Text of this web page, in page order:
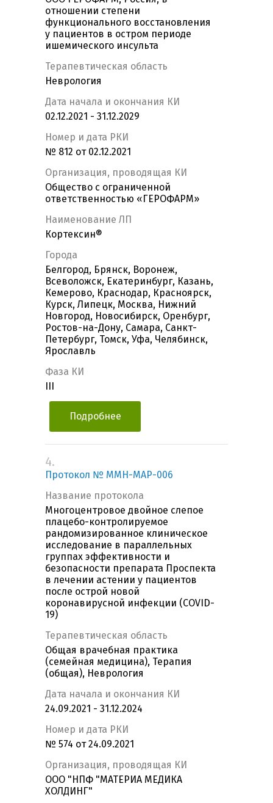
отношении степени
функционального восстановления
у пациентов в остром периоде
ишемического инсульта
Терапевтическая область
Неврология
Дата начала и окончания КИ
02.12.2021 - 31.12.2029
Номер и дата РКИ
№ 812 от 02.12.2021
Организация, проводящая КИ
Общество с ограниченной
ответственностью «ГЕРОФАРМ»
Наименование ЛП
Кортексин®
Города
Белгород, Брянск, Воронеж,
Всеволожск, Екатеринбург, Казань,
Кемерово, Краснодар, Красноярск,
Курск, Липецк, Москва, Нижний
Новгород, Новосибирск, Оренбург,
Ростов-на-Дону, Самара, Санкт-
Петербург, Томск, Уфа, Челябинск,
Ярославль
Фаза КИ
Подробнее
4.
Протокол № MMH-MAP-006
Название протокола
Многоцентровое двойное слепое
плацебо-контролируемое
рандомизированное клиническое
исследование в параллельных
группах эффективности и
безопасности препарата Проспекта
в лечении астении у пациентов
после острой новой
коронавирусной инфекции (COVID-
19)
Терапевтическая область
Общая врачебная практика
(семейная медицина), Терапия
(общая), Неврология
Дата начала и окончания КИ
24.09.2021 - 31.12.2024
Номер и дата РКИ
№ 574 от 24.09.2021
Организация, проводящая КИ
ООО "НПФ "МАТЕРИА МЕДИКА
ХОЛДИНГ"